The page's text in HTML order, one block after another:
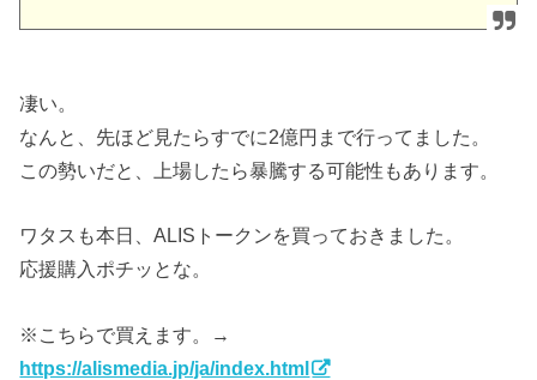
凄い。
なんと、先ほど見たらすでに2億円まで行ってました。
この勢いだと、上場したら暴騰する可能性もあります。
ワタスも本日、ALISトークンを買っておきました。
応援購入ポチッとな。
※こちらで買えます。→
https://alismedia.jp/ja/index.html